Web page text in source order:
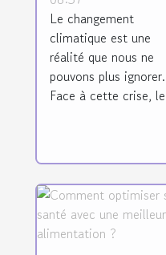
la crise
climatique
Le changement
climatique est une
réalité que nous ne
pouvons plus ignorer.
Face à cette crise,